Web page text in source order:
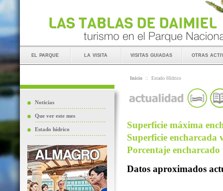
el parque la visita visitas guiadas otras
Noticias
Que ver este mes
Estado hídrico
Inicio :: Estado Hídrico
Superficie máxima
Superficie encharcada
Porcentaje encharcado
Datos aproximados